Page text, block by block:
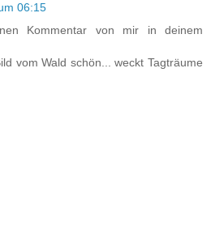
06:15
Kommentar von mir in deinem
vom Wald schön... weckt Tagträume